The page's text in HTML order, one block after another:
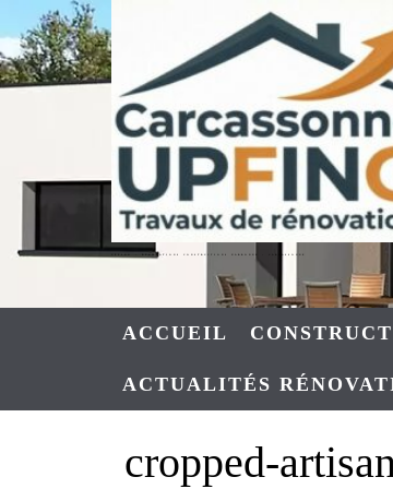
to
content
ACCUEIL
ACTUALITÉS
cropped-